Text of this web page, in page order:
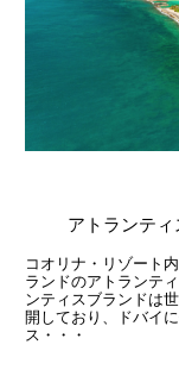
アトランテ
コオリナ・リゾート
ランドのアトランテ
ンティスブランドは
開しており、ドバイ
ス・・・